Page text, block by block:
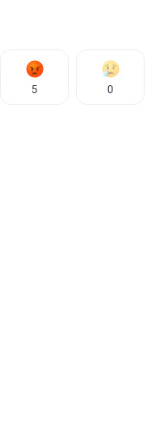
5 0